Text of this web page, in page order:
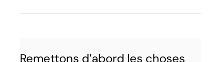
Remettons d’abord les choses